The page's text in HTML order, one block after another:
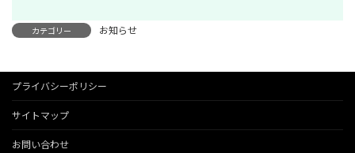
カテゴリー お知らせ
プライバシーポリシー
サイトマップ
お問い合わせ